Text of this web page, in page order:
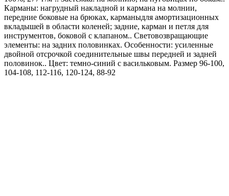
Карманы: нагрудный накладной и кармана на молнии,
передние боковые на брюках, карманыдля амортизационных
вкладышей в области коленей; задние, карман и петля для
инструментов, боковой с клапаном.. Световозвращающие
элементы: на задних половинках. Особенности: усиленные
двойной отсрочкой соединительные швы передней и задней
половинок.. Цвет: темно-синий с васильковым. Размер 96-100,
104-108, 112-116, 120-124, 88-92